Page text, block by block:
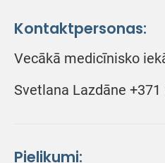
Kontaktpersonas:
Vecākā medicīnisko
Svetlana Lazdāne +371
Pielikumi: